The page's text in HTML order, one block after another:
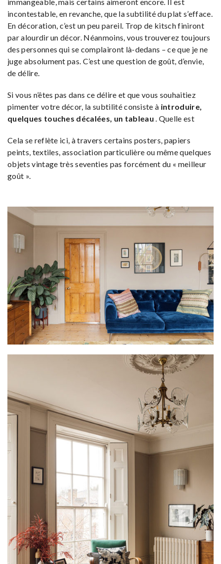
incontestable, en revanche, que la subtilité du plat s’efface.
En décoration, c’est un peu pareil. Trop de kitsch finiront
par alourdir un décor. Néanmoins, vous trouverez toujours
des personnes qui se complairont là-dedans – ce que je ne
juge absolument pas. C’est une question de goût, d’envie,
de délire.
Si vous n’êtes pas dans ce délire et que vous souhaitiez
pimenter votre décor, la subtilité consiste à introduire,
quelques touches décalées, un tableau. Quelle est
Cela se reflète ici, à travers certains posters, papiers
peints, textiles, association particulière ou même quelques
objets vintage très seventies pas forcément du « meilleur
goût ».